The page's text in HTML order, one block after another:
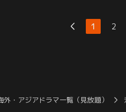
す。警備会社でテロリス
ジャックたちを救ったの
1 2
外・アジアドラマ一覧（見放題）